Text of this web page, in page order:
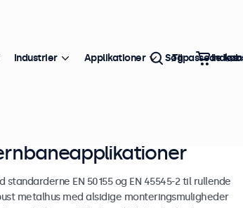
EN 50155 og EN 45545-2 til rullende
metalhus med alsidige monteringsmuligheder
Industrier Applikationer Tilpassede
Søg